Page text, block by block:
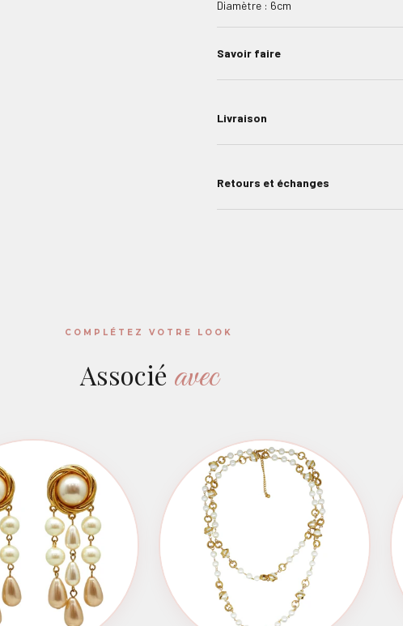
Diamètre : 6cm
Savoir faire
Livraison
Retours et échanges
COMPLÉTEZ VOTRE LOOK
Associé avec